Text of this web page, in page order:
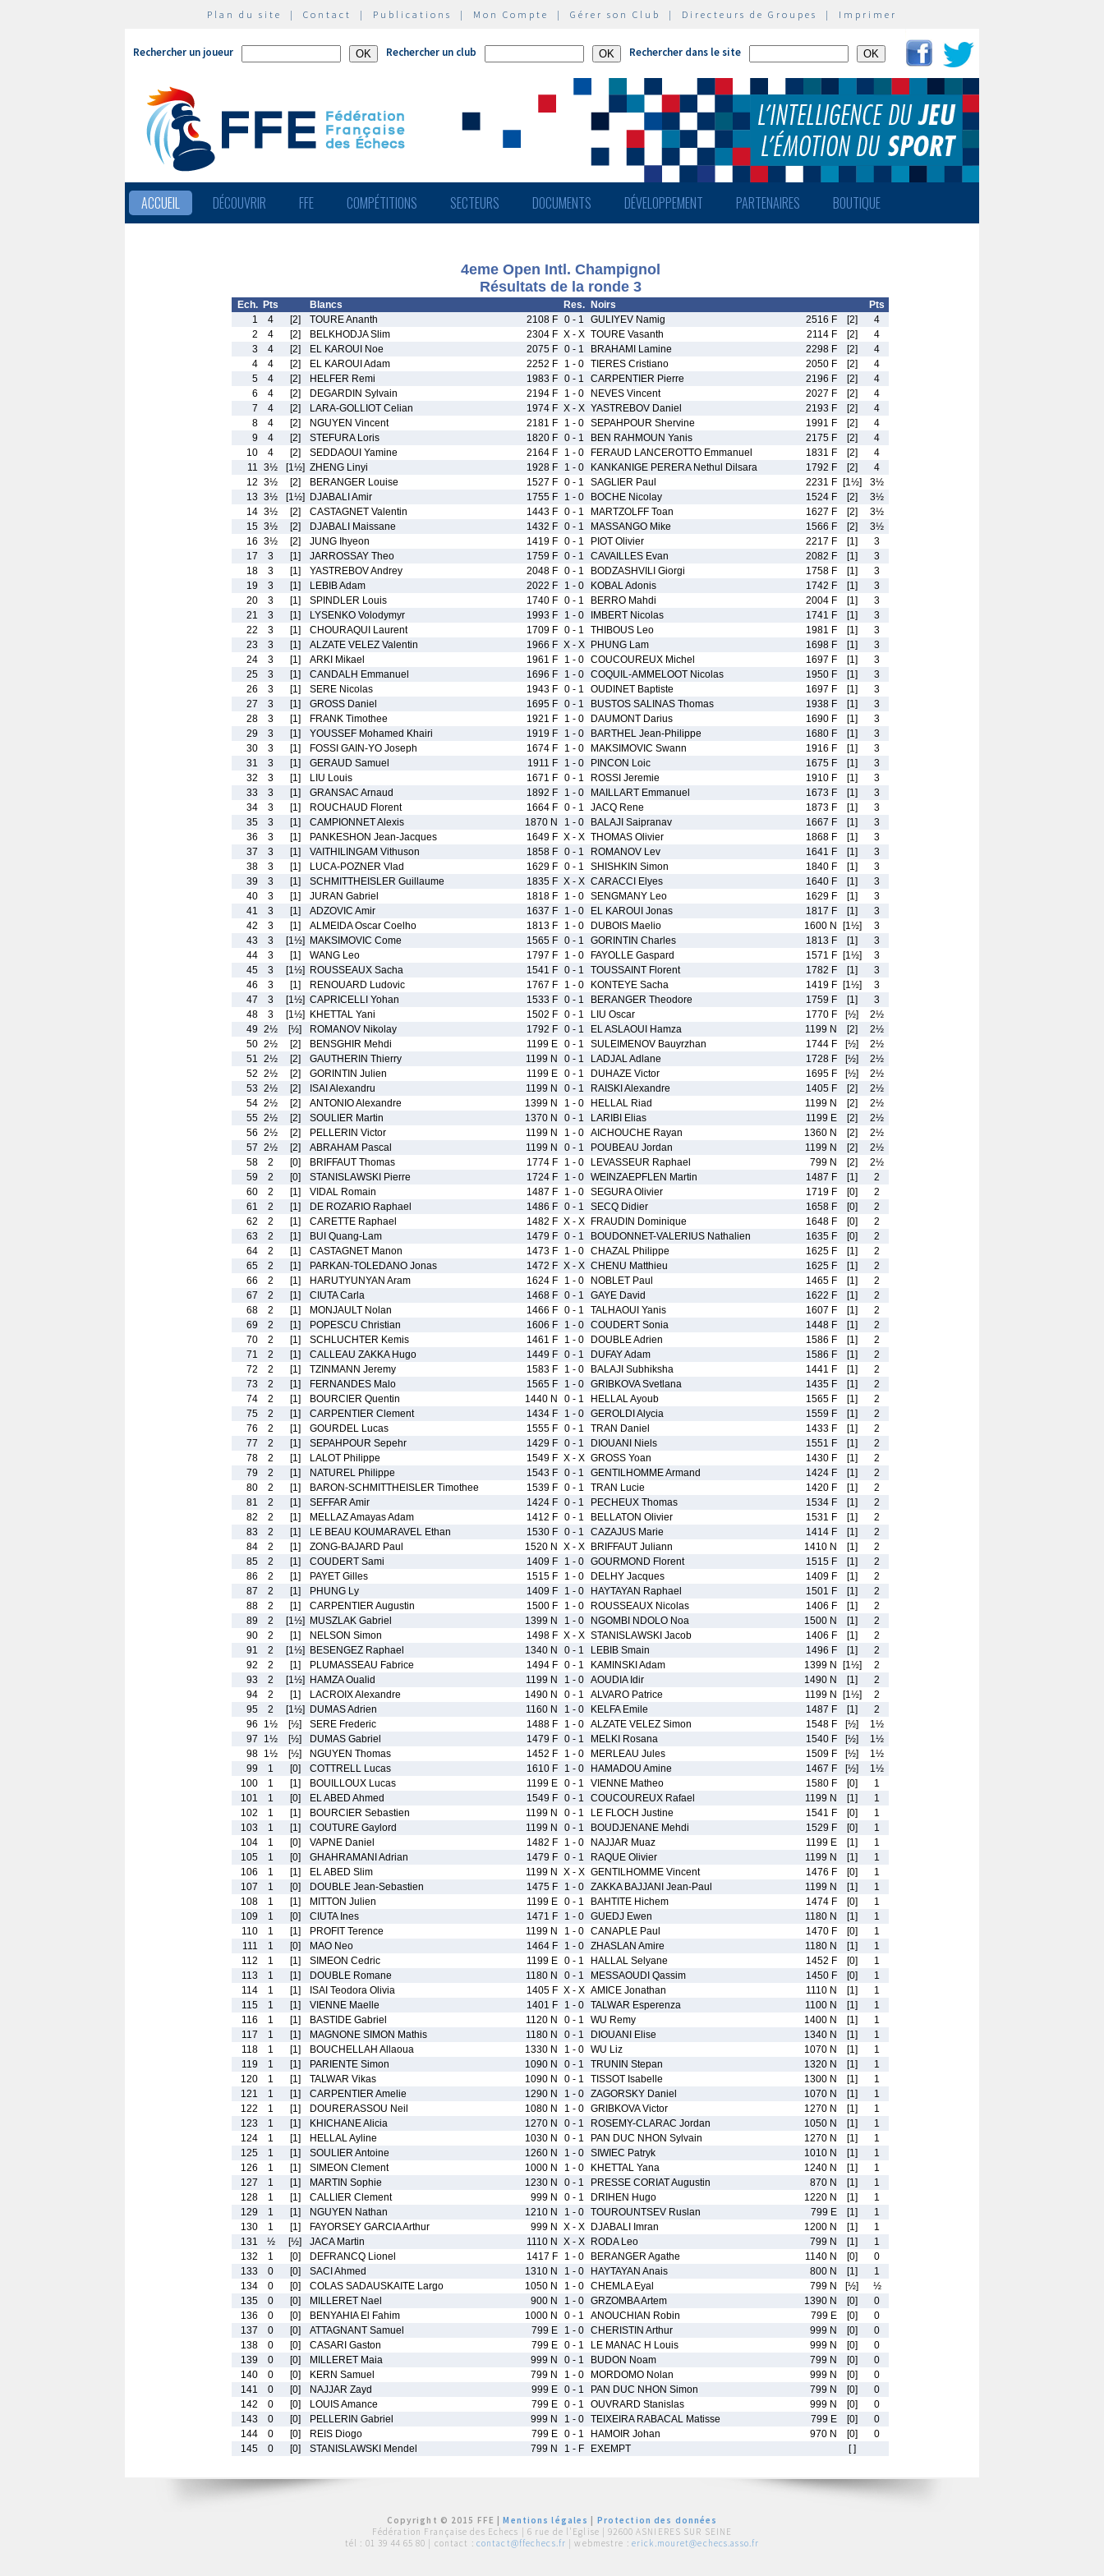
Plan du site | Contact | Publications | Mon Compte | Gérer son Club | Directeurs de Groupes | Imprimer
Rechercher un joueur Rechercher un club Rechercher dans le site
ACCUEIL DÉCOUVRIR FFE COMPÉTITIONS SECTEURS DOCUMENTS DÉVELOPPEMENT PARTENAIRES BOUTIQUE
4eme Open Intl. Champignol
Résultats de la ronde 3
Ech. Pts Blancs Res. Noirs
Pts
1
4 [2] TOURE Ananth 2108 F 0 - 1 GULIYEV Namig 2516 F [2]
4
2
4 [2] BELKHODJA Slim 2304 F X - X TOURE Vasanth 2114 F [2]
4
3
4 [2] EL KAROUI Noe 2075 F 0 - 1 BRAHAMI Lamine 2298 F [2]
4
4
4 [2] EL KAROUI Adam 2252 F 1 - 0 TIERES Cristiano 2050 F [2]
4
5
4 [2] HELFER Remi 1983 F 0 - 1 CARPENTIER Pierre 2196 F [2]
4
6
4 [2] DEGARDIN Sylvain 2194 F 1 - 0 NEVES Vincent 2027 F [2]
4
7
4 [2] LARA-GOLLIOT Celian 1974 F X - X YASTREBOV Daniel 2193 F [2]
4
8
4 [2] NGUYEN Vincent 2181 F 1 - 0 SEPAHPOUR Shervine 1991 F [2]
4
9
4 [2] STEFURA Loris 1820 F 0 - 1 BEN RAHMOUN Yanis 2175 F [2]
4
10
4 [2] SEDDAOUI Yamine 2164 F 1 - 0 FERAUD LANCEROTTO Emmanuel 1831 F [2]
4
11 3½ [1½] ZHENG Linyi 1928 F 1 - 0 KANKANIGE PERERA Nethul Dilsara 1792 F [2]
4
12 3½ [2] BERANGER Louise 1527 F 0 - 1 SAGLIER Paul 2231 F [1½]
3½
13 3½ [1½] DJABALI Amir 1755 F 1 - 0 BOCHE Nicolay 1524 F [2]
3½
14 3½ [2] CASTAGNET Valentin 1443 F 0 - 1 MARTZOLFF Toan 1627 F [2]
3½
15 3½ [2] DJABALI Maissane 1432 F 0 - 1 MASSANGO Mike 1566 F [2]
3½
16 3½ [2] JUNG Ihyeon 1419 F 0 - 1 PIOT Olivier 2217 F [1]
3
17
3 [1] JARROSSAY Theo 1759 F 0 - 1 CAVAILLES Evan 2082 F [1]
3
18
3 [1] YASTREBOV Andrey 2048 F 0 - 1 BODZASHVILI Giorgi 1758 F [1]
3
19
3 [1] LEBIB Adam 2022 F 1 - 0 KOBAL Adonis 1742 F [1]
3
20
3 [1] SPINDLER Louis 1740 F 0 - 1 BERRO Mahdi 2004 F [1]
3
21
3 [1] LYSENKO Volodymyr 1993 F 1 - 0 IMBERT Nicolas 1741 F [1]
3
22
3 [1] CHOURAQUI Laurent 1709 F 0 - 1 THIBOUS Leo 1981 F [1]
3
23
3 [1] ALZATE VELEZ Valentin 1966 F X - X PHUNG Lam 1698 F [1]
3
24
3 [1] ARKI Mikael 1961 F 1 - 0 COUCOUREUX Michel 1697 F [1]
3
25
3 [1] CANDALH Emmanuel 1696 F 1 - 0 COQUIL-AMMELOOT Nicolas 1950 F [1]
3
26
3 [1] SERE Nicolas 1943 F 0 - 1 OUDINET Baptiste 1697 F [1]
3
27
3 [1] GROSS Daniel 1695 F 0 - 1 BUSTOS SALINAS Thomas 1938 F [1]
3
28
3 [1] FRANK Timothee 1921 F 1 - 0 DAUMONT Darius 1690 F [1]
3
29
3 [1] YOUSSEF Mohamed Khairi 1919 F 1 - 0 BARTHEL Jean-Philippe 1680 F [1]
3
30
3 [1] FOSSI GAIN-YO Joseph 1674 F 1 - 0 MAKSIMOVIC Swann 1916 F [1]
3
31
3 [1] GERAUD Samuel 1911 F 1 - 0 PINCON Loic 1675 F [1]
3
32
3 [1] LIU Louis 1671 F 0 - 1 ROSSI Jeremie 1910 F [1]
3
33
3 [1] GRANSAC Arnaud 1892 F 1 - 0 MAILLART Emmanuel 1673 F [1]
3
34
3 [1] ROUCHAUD Florent 1664 F 0 - 1 JACQ Rene 1873 F [1]
3
35
3 [1] CAMPIONNET Alexis 1870 N 1 - 0 BALAJI Saipranav 1667 F [1]
3
36
3 [1] PANKESHON Jean-Jacques 1649 F X - X THOMAS Olivier 1868 F [1]
3
37
3 [1] VAITHILINGAM Vithuson 1858 F 0 - 1 ROMANOV Lev 1641 F [1]
3
38
3 [1] LUCA-POZNER Vlad 1629 F 0 - 1 SHISHKIN Simon 1840 F [1]
3
39
3 [1] SCHMITTHEISLER Guillaume 1835 F X - X CARACCI Elyes 1640 F [1]
3
40
3 [1] JURAN Gabriel 1818 F 1 - 0 SENGMANY Leo 1629 F [1]
3
41
3 [1] ADZOVIC Amir 1637 F 1 - 0 EL KAROUI Jonas 1817 F [1]
3
42
3 [1] ALMEIDA Oscar Coelho 1813 F 1 - 0 DUBOIS Maelio 1600 N [1½]
3
43
3 [1½] MAKSIMOVIC Come 1565 F 0 - 1 GORINTIN Charles 1813 F [1]
3
44
3 [1] WANG Leo 1797 F 1 - 0 FAYOLLE Gaspard 1571 F [1½]
3
45
3 [1½] ROUSSEAUX Sacha 1541 F 0 - 1 TOUSSAINT Florent 1782 F [1]
3
46
3 [1] RENOUARD Ludovic 1767 F 1 - 0 KONTEYE Sacha 1419 F [1½]
3
47
3 [1½] CAPRICELLI Yohan 1533 F 0 - 1 BERANGER Theodore 1759 F [1]
3
48
3 [1½] KHETTAL Yani 1502 F 0 - 1 LIU Oscar 1770 F [½]
2½
49 2½ [½] ROMANOV Nikolay 1792 F 0 - 1 EL ASLAOUI Hamza 1199 N [2]
2½
50 2½ [2] BENSGHIR Mehdi 1199 E 0 - 1 SULEIMENOV Bauyrzhan 1744 F [½]
2½
51 2½ [2] GAUTHERIN Thierry 1199 N 0 - 1 LADJAL Adlane 1728 F [½]
2½
52 2½ [2] GORINTIN Julien 1199 E 0 - 1 DUHAZE Victor 1695 F [½]
2½
53 2½ [2] ISAI Alexandru 1199 N 0 - 1 RAISKI Alexandre 1405 F [2]
2½
54 2½ [2] ANTONIO Alexandre 1399 N 1 - 0 HELLAL Riad 1199 N [2]
2½
55 2½ [2] SOULIER Martin 1370 N 0 - 1 LARIBI Elias 1199 E [2]
2½
56 2½ [2] PELLERIN Victor 1199 N 1 - 0 AICHOUCHE Rayan 1360 N [2]
2½
57 2½ [2] ABRAHAM Pascal 1199 N 0 - 1 POUBEAU Jordan 1199 N [2]
2½
58
2 [0] BRIFFAUT Thomas 1774 F 1 - 0 LEVASSEUR Raphael 799 N [2]
2½
59
2 [0] STANISLAWSKI Pierre 1724 F 1 - 0 WEINZAEPFLEN Martin 1487 F [1]
2
60
2 [1] VIDAL Romain 1487 F 1 - 0 SEGURA Olivier 1719 F [0]
2
61
2 [1] DE ROZARIO Raphael 1486 F 0 - 1 SECQ Didier 1658 F [0]
2
62
2 [1] CARETTE Raphael 1482 F X - X FRAUDIN Dominique 1648 F [0]
2
63
2 [1] BUI Quang-Lam 1479 F 0 - 1 BOUDONNET-VALERIUS Nathalien 1635 F [0]
2
64
2 [1] CASTAGNET Manon 1473 F 1 - 0 CHAZAL Philippe 1625 F [1]
2
65
2 [1] PARKAN-TOLEDANO Jonas 1472 F X - X CHENU Matthieu 1625 F [1]
2
66
2 [1] HARUTYUNYAN Aram 1624 F 1 - 0 NOBLET Paul 1465 F [1]
2
67
2 [1] CIUTA Carla 1468 F 0 - 1 GAYE David 1622 F [1]
2
68
2 [1] MONJAULT Nolan 1466 F 0 - 1 TALHAOUI Yanis 1607 F [1]
2
69
2 [1] POPESCU Christian 1606 F 1 - 0 COUDERT Sonia 1448 F [1]
2
70
2 [1] SCHLUCHTER Kemis 1461 F 1 - 0 DOUBLE Adrien 1586 F [1]
2
71
2 [1] CALLEAU ZAKKA Hugo 1449 F 0 - 1 DUFAY Adam 1586 F [1]
2
72
2 [1] TZINMANN Jeremy 1583 F 1 - 0 BALAJI Subhiksha 1441 F [1]
2
73
2 [1] FERNANDES Malo 1565 F 1 - 0 GRIBKOVA Svetlana 1435 F [1]
2
74
2 [1] BOURCIER Quentin 1440 N 0 - 1 HELLAL Ayoub 1565 F [1]
2
75
2 [1] CARPENTIER Clement 1434 F 1 - 0 GEROLDI Alycia 1559 F [1]
2
76
2 [1] GOURDEL Lucas 1555 F 0 - 1 TRAN Daniel 1433 F [1]
2
77
2 [1] SEPAHPOUR Sepehr 1429 F 0 - 1 DIOUANI Niels 1551 F [1]
2
78
2 [1] LALOT Philippe 1549 F X - X GROSS Yoan 1430 F [1]
2
79
2 [1] NATUREL Philippe 1543 F 0 - 1 GENTILHOMME Armand 1424 F [1]
2
80
2 [1] BARON-SCHMITTHEISLER Timothee 1539 F 0 - 1 TRAN Lucie 1420 F [1]
2
81
2 [1] SEFFAR Amir 1424 F 0 - 1 PECHEUX Thomas 1534 F [1]
2
82
2 [1] MELLAZ Amayas Adam 1412 F 0 - 1 BELLATON Olivier 1531 F [1]
2
83
2 [1] LE BEAU KOUMARAVEL Ethan 1530 F 0 - 1 CAZAJUS Marie 1414 F [1]
2
84
2 [1] ZONG-BAJARD Paul 1520 N X - X BRIFFAUT Juliann 1410 N [1]
2
85
2 [1] COUDERT Sami 1409 F 1 - 0 GOURMOND Florent 1515 F [1]
2
86
2 [1] PAYET Gilles 1515 F 1 - 0 DELHY Jacques 1409 F [1]
2
87
2 [1] PHUNG Ly 1409 F 1 - 0 HAYTAYAN Raphael 1501 F [1]
2
88
2 [1] CARPENTIER Augustin 1500 F 1 - 0 ROUSSEAUX Nicolas 1406 F [1]
2
89
2 [1½] MUSZLAK Gabriel 1399 N 1 - 0 NGOMBI NDOLO Noa 1500 N [1]
2
90
2 [1] NELSON Simon 1498 F X - X STANISLAWSKI Jacob 1406 F [1]
2
91
2 [1½] BESENGEZ Raphael 1340 N 0 - 1 LEBIB Smain 1496 F [1]
2
92
2 [1] PLUMASSEAU Fabrice 1494 F 0 - 1 KAMINSKI Adam 1399 N [1½]
2
93
2 [1½] HAMZA Oualid 1199 N 1 - 0 AOUDIA Idir 1490 N [1]
2
94
2 [1] LACROIX Alexandre 1490 N 0 - 1 ALVARO Patrice 1199 N [1½]
2
95
2 [1½] DUMAS Adrien 1160 N 1 - 0 KELFA Emile 1487 F [1]
2
96
1½ [½] SERE Frederic 1488 F 1 - 0 ALZATE VELEZ Simon 1548 F [½]
1½
97
1½ [½] DUMAS Gabriel 1479 F 0 - 1 MELKI Rosana 1540 F [½]
1½
98 1½ [½] NGUYEN Thomas 1452 F 1 - 0 MERLEAU Jules 1509 F [½]
1½
99
1 [0] COTTRELL Lucas 1610 F 1 - 0 HAMADOU Amine 1467 F [½]
1½
100
1 [1] BOUILLOUX Lucas 1199 E 0 - 1 VIENNE Matheo 1580 F [0]
1
101
1 [0] EL ABED Ahmed 1549 F 0 - 1 COUCOUREUX Rafael 1199 N [1]
1
102
1 [1] BOURCIER Sebastien 1199 N 0 - 1 LE FLOCH Justine 1541 F [0]
1
103
1 [1] COUTURE Gaylord 1199 N 0 - 1 BOUDJENANE Mehdi 1529 F [0]
1
104
1 [0] VAPNE Daniel 1482 F 1 - 0 NAJJAR Muaz 1199 E [1]
1
105
1 [0] GHAHRAMANI Adrian 1479 F 0 - 1 RAQUE Olivier 1199 N [1]
1
106
1 [1] EL ABED Slim 1199 N X - X GENTILHOMME Vincent 1476 F [0]
1
107
1 [0] DOUBLE Jean-Sebastien 1475 F 1 - 0 ZAKKA BAJJANI Jean-Paul 1199 N [1]
1
108
1 [1] MITTON Julien 1199 E 0 - 1 BAHTITE Hichem 1474 F [0]
1
109
1 [0] CIUTA Ines 1471 F 1 - 0 GUEDJ Ewen 1180 N [1]
1
110
1 [1] PROFIT Terence 1199 N 1 - 0 CANAPLE Paul 1470 F [0]
1
111
1 [0] MAO Neo 1464 F 1 - 0 ZHASLAN Amire 1180 N [1]
1
112
1 [1] SIMEON Cedric 1199 E 0 - 1 HALLAL Selyane 1452 F [0]
1
113
1 [1] DOUBLE Romane 1180 N 0 - 1 MESSAOUDI Qassim 1450 F [0]
1
114
1 [1] ISAI Teodora Olivia 1405 F X - X AMICE Jonathan 1110 N [1]
1
115
1 [1] VIENNE Maelle 1401 F 1 - 0 TALWAR Esperenza 1100 N [1]
1
116
1 [1] BASTIDE Gabriel 1120 N 0 - 1 WU Remy 1400 N [1]
1
117
1 [1] MAGNONE SIMON Mathis 1180 N 0 - 1 DIOUANI Elise 1340 N [1]
1
118
1 [1] BOUCHELLAH Allaoua 1330 N 1 - 0 WU Liz 1070 N [1]
1
119
1 [1] PARIENTE Simon 1090 N 0 - 1 TRUNIN Stepan 1320 N [1]
1
120
1 [1] TALWAR Vikas 1090 N 0 - 1 TISSOT Isabelle 1300 N [1]
1
121
1 [1] CARPENTIER Amelie 1290 N 1 - 0 ZAGORSKY Daniel 1070 N [1]
1
122
1 [1] DOURERASSOU Neil 1080 N 1 - 0 GRIBKOVA Victor 1270 N [1]
1
123
1 [1] KHICHANE Alicia 1270 N 0 - 1 ROSEMY-CLARAC Jordan 1050 N [1]
1
124
1 [1] HELLAL Ayline 1030 N 0 - 1 PAN DUC NHON Sylvain 1270 N [1]
1
125
1 [1] SOULIER Antoine 1260 N 1 - 0 SIWIEC Patryk 1010 N [1]
1
126
1 [1] SIMEON Clement 1000 N 1 - 0 KHETTAL Yana 1240 N [1]
1
127
1 [1] MARTIN Sophie 1230 N 0 - 1 PRESSE CORIAT Augustin 870 N [1]
1
128
1 [1] CALLIER Clement 999 N 0 - 1 DRIHEN Hugo 1220 N [1]
1
129
1 [1] NGUYEN Nathan 1210 N 1 - 0 TOUROUNTSEV Ruslan 799 E [1]
1
130
1 [1] FAYORSEY GARCIA Arthur 999 N X - X DJABALI Imran 1200 N [1]
1
131
½ [½] JACA Martin 1110 N X - X RODA Leo 799 N [1]
1
132
1 [0] DEFRANCQ Lionel 1417 F 1 - 0 BERANGER Agathe 1140 N [0]
0
133
0 [0] SACI Ahmed 1310 N 1 - 0 HAYTAYAN Anais 800 N [1]
1
134
0 [0] COLAS SADAUSKAITE Largo 1050 N 1 - 0 CHEMLA Eyal 799 N [½]
½
135
0 [0] MILLERET Nael 900 N 1 - 0 GRZOMBA Artem 1390 N [0]
0
136
0 [0] BENYAHIA El Fahim 1000 N 0 - 1 ANOUCHIAN Robin 799 E [0]
0
137
0 [0] ATTAGNANT Samuel 799 E 1 - 0 CHERISTIN Arthur 999 N [0]
0
138
0 [0] CASARI Gaston 799 E 0 - 1 LE MANAC H Louis 999 N [0]
0
139
0 [0] MILLERET Maia 999 N 0 - 1 BUDON Noam 799 N [0]
0
140
0 [0] KERN Samuel 799 N 1 - 0 MORDOMO Nolan 999 N [0]
0
141
0 [0] NAJJAR Zayd 999 E 0 - 1 PAN DUC NHON Simon 799 N [0]
0
142
0 [0] LOUIS Amance 799 E 0 - 1 OUVRARD Stanislas 999 N [0]
0
143
0 [0] PELLERIN Gabriel 999 N 1 - 0 TEIXEIRA RABACAL Matisse 799 E [0]
0
144
0 [0] REIS Diogo 799 E 0 - 1 HAMOIR Johan 970 N [0]
0
145
0 [0] STANISLAWSKI Mendel 799 N 1 - F EXEMPT [ ]
Copyright © 2015 FFE |Mentions légales
Protection des données
Fédération Française des Echecs | 6 rue de l'Eglise | 92600 ASNIERES SUR SEINE
tél : 01 39 44 65 80 | contact : contact@ffechecs.fr | webmestre : erick.mouret@echecs.asso.fr